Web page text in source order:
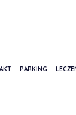
PARKING